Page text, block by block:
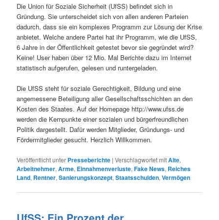
Die Union für Soziale Sicherheit (UfSS) befindet sich in
Gründung. Sie unterscheidet sich von allen anderen Parteien
dadurch, dass sie ein komplexes Programm zur Lösung der Krise
anbietet. Welche andere Partei hat ihr Programm, wie die UfSS,
6 Jahre in der Öffentlichkeit getestet bevor sie gegründet wird?
Keine! User haben über 12 Mio. Mal Berichte dazu im Internet
statistisch aufgerufen, gelesen und runtergeladen.
Die UfSS steht für soziale Gerechtigkeit, Bildung und eine
angemessene Beteiligung aller Gesellschaftsschichten an den
Kosten des Staates. Auf der Homepage http://www.ufss.de
werden die Kernpunkte einer sozialen und bürgerfreundlichen
Politik dargestellt. Dafür werden Mitglieder, Gründungs- und
Fördermitglieder gesucht. Herzlich Willkommen.
Veröffentlicht unter Presseberichte |Verschlagwortet mitAlte,
Arbeitnehmer,Arme, Einnahmenverluste,Fake News, Reiches
Land, Rentner,Sanierungskonzept,Staatsschulden,Vermögen